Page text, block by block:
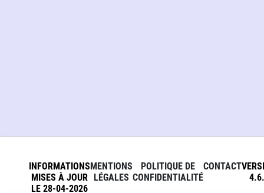
INFORMATIONS
MISES À JOUR
LE 28-04-2026
MENTIONS
LÉGALES
POLITIQUE DE
CONFIDENTIALITÉ
CONTACT